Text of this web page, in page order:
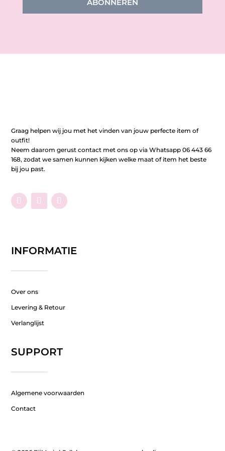
ABONNEREN
Graag helpen wij jou met het vinden van jouw perfecte item of
outfit!
Neem daarom gerust contact met ons op via Whatsapp 06 443 66
168, zodat we samen kunnen kijken welke maat of item het beste
bij jou past.
INFORMATIE
Over ons
Levering & Retour
Verlanglijst
SUPPORT
Algemene voorwaarden
Contact